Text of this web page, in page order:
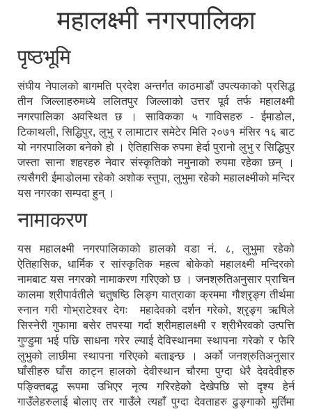
महालक्ष्मी नगरपालिका
पृष्ठभूमि
संघीय नेपालको बागमति प्रदेश अन्तर्गत काठमाडौं उपत्यकाको प्रसिद्ध
तीन जिल्लाहरुमध्ये ललितपुर जिल्लाको उत्तर पूर्व तर्फ महालक्ष्मी
नगरपालिका अवस्थित छ । साविकका ५ गाविसहरु - ईमाडोल,
टिकाथली, सिद्धिपुर, लुभु र लामाटार समेटेर मिति २०७१ मंसिर १६ बाट
यो नगरपालिका बनेको हो । ऐतिहासिक रुपमा हेर्दा पुरानो लुभु र सिद्धिपुर
जस्ता साना शहरहरु नेवार संस्कृतिको नमुनाको रुपमा रहेका छन् ।
त्यसैगरी ईमाडोलमा रहेको अशोक स्तुपा, लुभुमा रहेको महालक्ष्मीको मन्दिर
यस नगरका सम्पदा हुन् ।
नामाकरण
यस महालक्ष्मी नगरपालिकाको हालको वडा नं. ८, लुभुमा रहेको
ऐतिहासिक, धार्मिक र सांस्कृतिक महत्व बोकेको महालक्ष्मी मन्दिरको
नामबाट यस नगरको नामाकरण गरिएको छ । जनश्रुतिअनुसार प्राचिन
कालमा श्रीपार्वतीले चतुषष्ठि लिङ्ग यात्राका क्रममा गौश्रृङ्ग तीर्थमा
स्नान गरी गोभ्राटेश्वर देगः महादेवको दर्शन गरेको, श्रृङ्ग ऋषिले
सिस्नेरी गुफामा बसेर तपस्या गर्दा श्रीमहालक्ष्मी र श्रीभैरवको उत्पत्ति
गुण्डुमा भई पछि साधना गरेर ल्याई देविस्थानमा स्थापना गरेको र फेरि
लुभुको लाछीमा स्थापना गरिएको बताइन्छ । अर्को जनश्रुतिअनुसार
घाँसीहरु घाँस काट्न हालको देवीस्थान चौरमा पुग्दा धेरै देवदेवीहरु
पङ्क्तिबद्ध रूपमा उभिएर नृत्य गरिरहेको देखेपछि सो दृश्य हेर्न
गाउँलेहरुलाई बोलाए तर गाउँले त्यहाँ पुग्दा देवताहरु ढुङ्गाको मुर्तिमा